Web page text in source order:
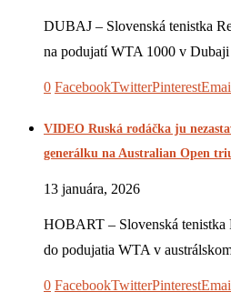
DUBAJ – Slovenská tenistka
na podujatí WTA 1000 v
0 FacebookTwitterPinterest
VIDEO Ruská rodáčka ju
generálku na Australian Open
13 januára, 2026
HOBART – Slovenská tenistka
do podujatia WTA v
0 FacebookTwitterPinterest